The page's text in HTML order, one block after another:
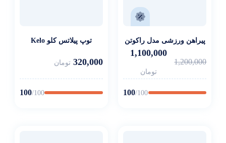
پیراهن ورزشی مدل راکوتن
1,200,000
1,100,000
تومان
100/100
توپ پیلاتس کلو Kelo
320,000 تومان
100/100